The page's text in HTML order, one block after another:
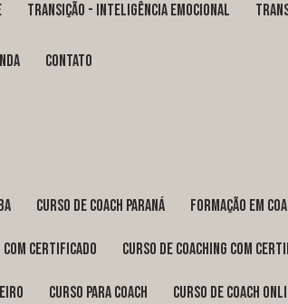
TRANSIÇÃO - INTELIGÊNCIA EMOCIONAL
Contato
curso de coach Paraná formação em
com certificado curso de coaching com
curso para coach curso de coach